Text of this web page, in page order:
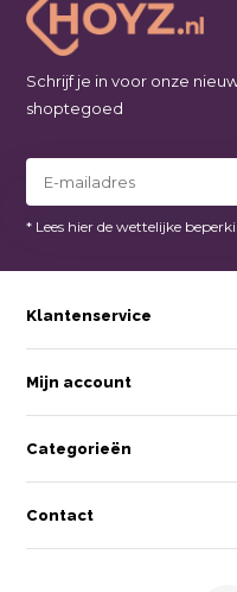
Schrijf je in voor onze
shoptegoed
* Lees hier de wettelijke
Klantenservice
Mijn account
Categorieën
Contact